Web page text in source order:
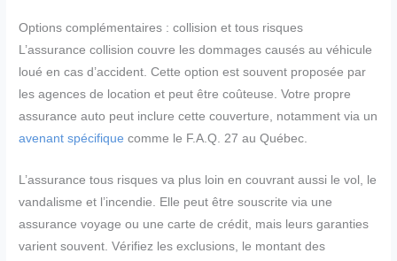
Options complémentaires : collision et tous risques
L’assurance collision couvre les dommages causés au véhicule
loué en cas d’accident. Cette option est souvent proposée par
les agences de location et peut être coûteuse. Votre propre
assurance auto peut inclure cette couverture, notamment via un
avenant spécifique comme le F.A.Q. 27 au Québec.
L’assurance tous risques va plus loin en couvrant aussi le vol, le
vandalisme et l’incendie. Elle peut être souscrite via une
assurance voyage ou une carte de crédit, mais leurs garanties
varient souvent. Vérifiez les exclusions, le montant des